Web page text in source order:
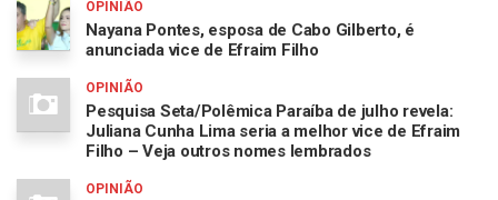
OPINIÃO
Nayana Pontes, esposa de Cabo Gilberto, é
anunciada vice de Efraim Filho
OPINIÃO
Pesquisa Seta/Polêmica Paraíba de julho revela:
Juliana Cunha Lima seria a melhor vice de Efraim
Filho – Veja outros nomes lembrados
OPINIÃO